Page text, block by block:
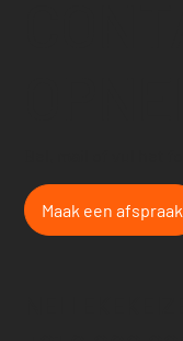
Maak een afspraak